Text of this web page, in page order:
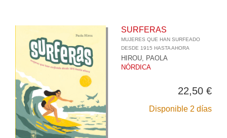
SURFERAS
MUJERES QUE HAN SURFEADO
DESDE 1915 HASTA AHORA
HIROU, PAOLA
NÓRDICA
22,50 €
Disponible 2 días